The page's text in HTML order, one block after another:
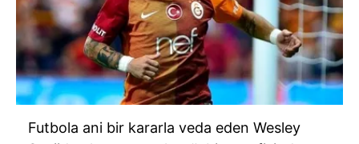
Futbola ani bir kararla veda eden Wesley